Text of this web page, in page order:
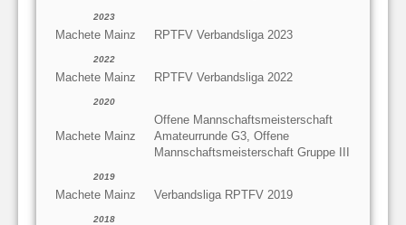
2023
Machete Mainz RPTFV Verbandsliga 2023
2022
Machete Mainz RPTFV Verbandsliga 2022
2020
Machete Mainz
Offene Mannschaftsmeisterschaft
Amateurrunde G3, Offene
Mannschaftsmeisterschaft Gruppe III
2019
Machete Mainz Verbandsliga RPTFV 2019
2018